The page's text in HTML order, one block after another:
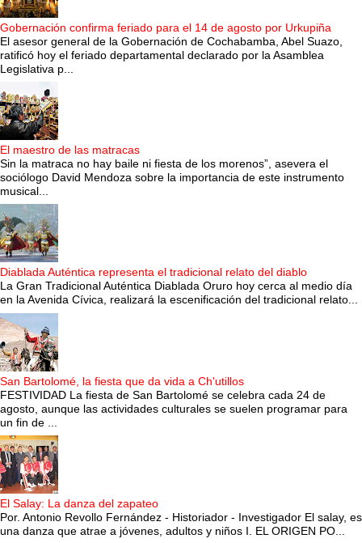
Gobernación confirma feriado para el 14 de agosto por Urkupiña
El asesor general de la Gobernación de Cochabamba, Abel Suazo,
ratificó hoy el feriado departamental declarado por la Asamblea
Legislativa p...
El maestro de las matracas
Sin la matraca no hay baile ni fiesta de los morenos”, asevera el
sociólogo David Mendoza sobre la importancia de este instrumento
musical...
Diablada Auténtica representa el tradicional relato del diablo
La Gran Tradicional Auténtica Diablada Oruro hoy cerca al medio día
en la Avenida Cívica, realizará la escenificación del tradicional relato...
San Bartolomé, la fiesta que da vida a Ch'utillos
FESTIVIDAD La fiesta de San Bartolomé se celebra cada 24 de
agosto, aunque las actividades culturales se suelen programar para
un fin de ...
El Salay: La danza del zapateo
Por. Antonio Revollo Fernández - Historiador - Investigador El salay, es
una danza que atrae a jóvenes, adultos y niños I. EL ORIGEN PO...